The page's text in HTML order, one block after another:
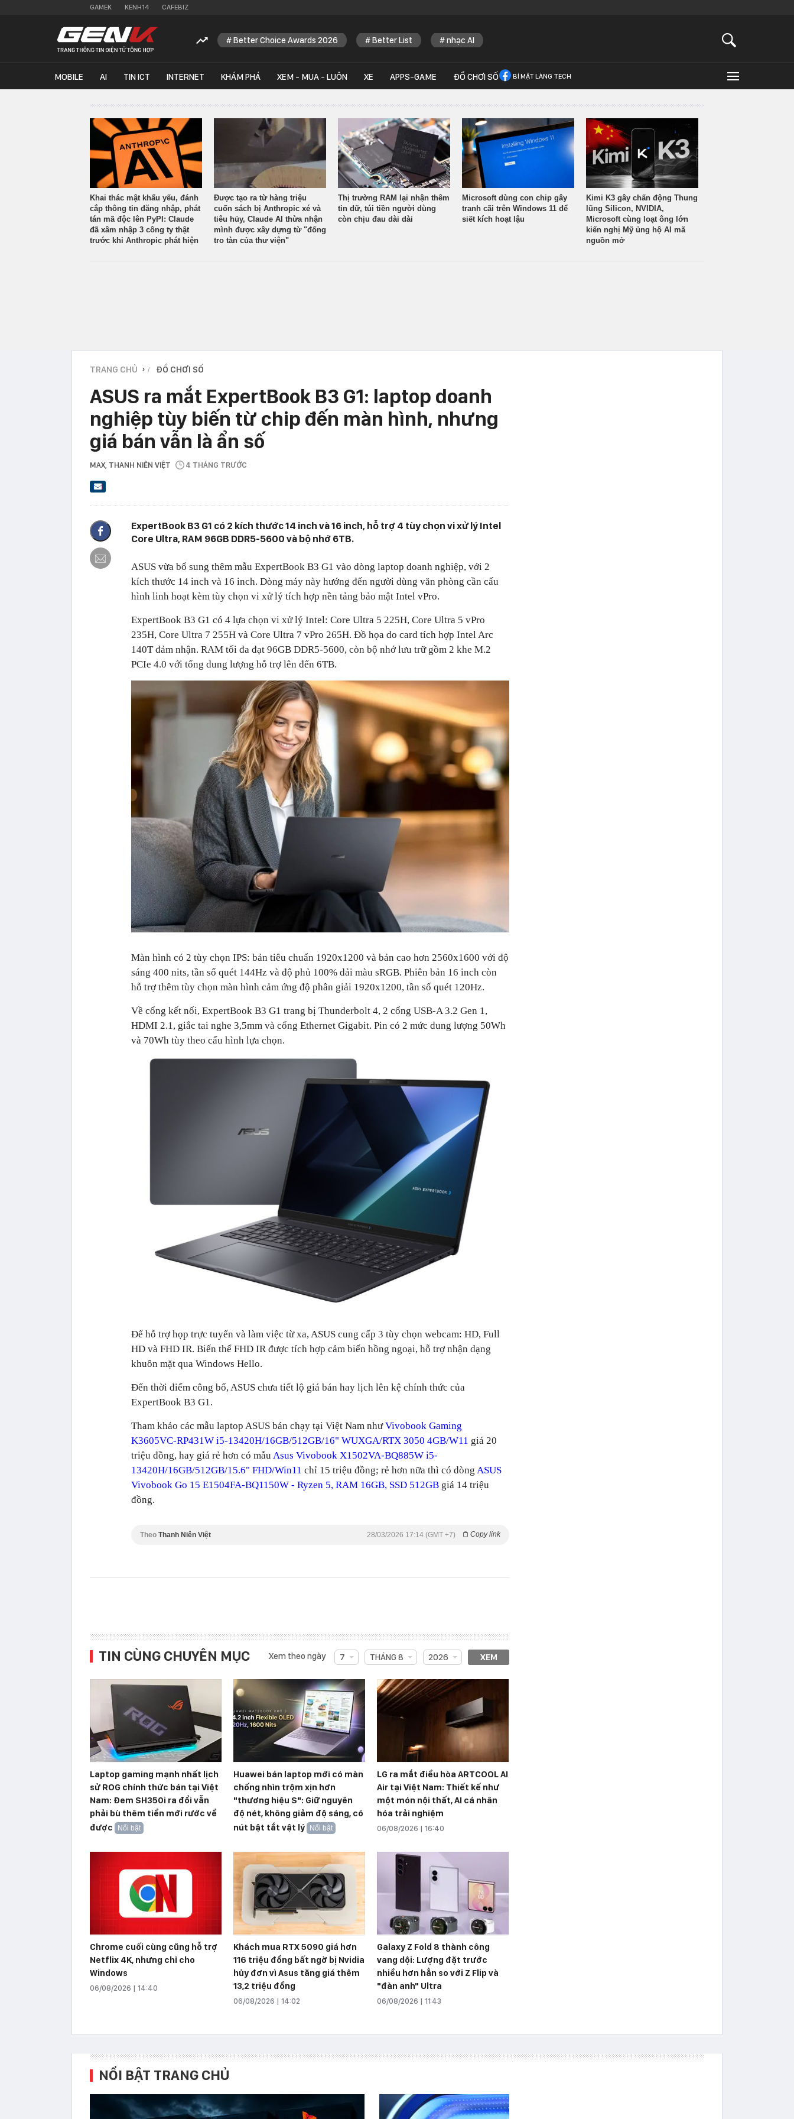
GAMEK KENH14 CAFEBIZ
Better Choice Awards 2026 Better List nhạc AI
MOBILE AI TIN ICT INTERNET KHÁM PHÁ XEM - MUA - LUÔN XE APPS-GAME ĐỒ CHƠI SỐ BÍ MẬT LÀNG TECH
Khai thác mật khẩu yếu, đánh
cắp thông tin đăng nhập, phát
tán mã độc lên PyPI: Claude
đã xâm nhập 3 công ty thật
trước khi Anthropic phát hiện
Được tạo ra từ hàng triệu
cuốn sách bị Anthropic xé và
tiêu hủy, Claude AI thừa nhận
mình được xây dựng từ "đống
tro tàn của thư viện"
Thị trường RAM lại nhận thêm
tin dữ, túi tiền người dùng
còn chịu đau dài dài
Microsoft dùng con chip gây
tranh cãi trên Windows 11 để
siết kích hoạt lậu
Kimi K3 gây chấn động Thung
lũng Silicon, NVIDIA,
Microsoft cùng loạt ông lớn
kiến nghị Mỹ ủng hộ AI mã
nguồn mở
TRANG CHỦ › ĐỒ CHƠI SỐ
ASUS ra mắt ExpertBook B3 G1: laptop doanh
nghiệp tùy biến từ chip đến màn hình, nhưng
giá bán vẫn là ẩn số
MAX, THANH NIÊN VIỆT 4 THÁNG TRƯỚC
ExpertBook B3 G1 có 2 kích thước 14 inch và 16 inch, hỗ trợ 4 tùy chọn vi xử lý Intel
Core Ultra, RAM 96GB DDR5-5600 và bộ nhớ 6TB.
ASUS vừa bổ sung thêm mẫu ExpertBook B3 G1 vào dòng laptop doanh nghiệp, với 2
kích thước 14 inch và 16 inch. Dòng máy này hướng đến người dùng văn phòng cần cấu
hình linh hoạt kèm tùy chọn vi xử lý tích hợp nền tảng bảo mật Intel vPro.
ExpertBook B3 G1 có 4 lựa chọn vi xử lý Intel: Core Ultra 5 225H, Core Ultra 5 vPro
235H, Core Ultra 7 255H và Core Ultra 7 vPro 265H. Đồ họa do card tích hợp Intel Arc
140T đảm nhận. RAM tối đa đạt 96GB DDR5-5600, còn bộ nhớ lưu trữ gồm 2 khe M.2
PCIe 4.0 với tổng dung lượng hỗ trợ lên đến 6TB.
Màn hình có 2 tùy chọn IPS: bản tiêu chuẩn 1920x1200 và bản cao hơn 2560x1600 với độ
sáng 400 nits, tần số quét 144Hz và độ phủ 100% dải màu sRGB. Phiên bản 16 inch còn
hỗ trợ thêm tùy chọn màn hình cảm ứng độ phân giải 1920x1200, tần số quét 120Hz.
Về cổng kết nối, ExpertBook B3 G1 trang bị Thunderbolt 4, 2 cổng USB-A 3.2 Gen 1,
HDMI 2.1, giắc tai nghe 3,5mm và cổng Ethernet Gigabit. Pin có 2 mức dung lượng 50Wh
và 70Wh tùy theo cấu hình lựa chọn.
Để hỗ trợ họp trực tuyến và làm việc từ xa, ASUS cung cấp 3 tùy chọn webcam: HD, Full
HD và FHD IR. Biến thể FHD IR được tích hợp cảm biến hồng ngoại, hỗ trợ nhận dạng
khuôn mặt qua Windows Hello.
Đến thời điểm công bố, ASUS chưa tiết lộ giá bán hay lịch lên kệ chính thức của
ExpertBook B3 G1.
Tham khảo các mẫu laptop ASUS bán chạy tại Việt Nam nhưVivobook Gaming
K3605VC-RP431W i5-13420H/16GB/512GB/16" WUXGA/RTX 3050 4GB/W11 giá 20
triệu đồng, hay giá rẻ hơn có mẫu Asus Vivobook X1502VA-BQ885W i5-
13420H/16GB/512GB/15.6" FHD/Win11 chỉ 15 triệu đồng; rẻ hơn nữa thì có dòng ASUS
Vivobook Go 15 E1504FA-BQ1150W - Ryzen 5, RAM 16GB, SSD 512GB giá 14 triệu
đồng.
Theo Thanh Niên Việt Copy link
28/03/2026 17:14 (GMT +7)
TIN CÙNG CHUYÊN MỤC Xem theo ngày 7 THÁNG 8 2026 XEM
Laptop gaming mạnh nhất lịch
sử ROG chính thức bán tại Việt
Nam: Đem SH350i ra đổi vẫn
phải bù thêm tiền mới rước về
được
Nổi bật
Huawei bán laptop mới có màn
chống nhìn trộm xịn hơn
"thương hiệu S": Giữ nguyên
độ nét, không giảm độ sáng, có
nút bật tắt vật lý
Nổi bật
LG ra mắt điều hòa ARTCOOL AI
Air tại Việt Nam: Thiết kế như
một món nội thất, AI cá nhân
hóa trải nghiệm
06/08/2026 | 16:40
Chrome cuối cùng cũng hỗ trợ
Netflix 4K, nhưng chỉ cho
Windows
06/08/2026 | 14:40
Khách mua RTX 5090 giá hơn
116 triệu đồng bất ngờ bị Nvidia
hủy đơn vì Asus tăng giá thêm
13,2 triệu đồng
06/08/2026 | 14:02
Galaxy Z Fold 8 thành công
vang dội: Lượng đặt trước
nhiều hơn hẳn so với Z Flip và
"đàn anh" Ultra
06/08/2026 | 11:43
NỔI BẬT TRANG CHỦ